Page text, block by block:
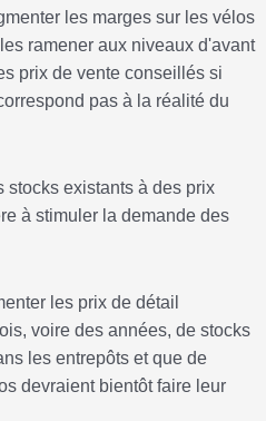
les marges sur les vélos
ramener aux niveaux d'avant
prix de vente conseillés si
pas à la réalité du
stocks existants à des prix
à stimuler la demande des
les prix de détail
voire des années, de stocks
les entrepôts et que de
devraient bientôt faire leur